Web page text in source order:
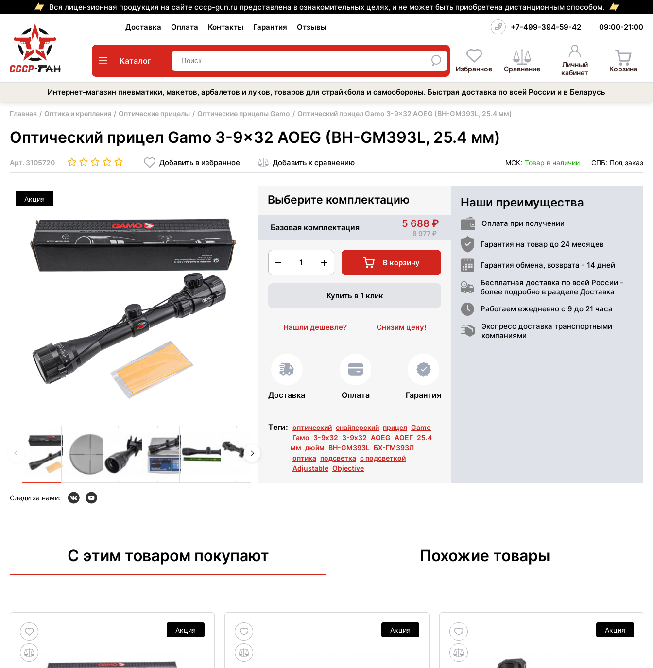
Вся лицензионная продукция на сайте cccp-gun.ru представлена в ознакомительных целях, и не может быть приобретена дистанционным способом.
Доставка Оплата Контакты Гарантия Отзывы +7-499-394-59-42 09:00-21:00
Каталог
Избранное Сравнение
Личный
кабинет
Корзина
Интернет-магазин пневматики, макетов, арбалетов и луков, товаров для страйкбола и самообороны. Быстрая доставка по всей России и в Беларусь
Главная Оптика и крепления Оптические прицелы Оптические прицелы Gamo Оптический прицел Gamo 3-9x32 AOEG (BH-GM393L, 25.4 мм)
Оптический прицел Gamo 3-9x32 AOEG (BH-GM393L, 25.4 мм)
Арт. 3105720 Добавить в избранное Добавить к сравнению МСК: Товар в наличии СПБ: Под заказ
Акция Выберите комплектацию
Базовая комплектация 5 688
8 977
1 В корзину
Купить в 1 клик
Нашли дешевле? Снизим цену!
Доставка Оплата Гарантия
Теги: оптический снайперский прицел Gamo
Гамо 3-9x32 3-9х32 AOEG АОЕГ 25.4
мм дюйм BH-GM393L БХ-ГМ393Л
оптика подсветка с подсветкой
Adjustable Objective
Наши преимущества
Оплата при получении
Гарантия на товар до 24 месяцев
Гарантия обмена, возврата - 14 дней
Бесплатная доставка по всей России -
более подробно в разделе Доставка
Работаем ежедневно с 9 до 21 часа
Экспресс доставка транспортными
компаниями
Следи за нами:
С этим товаром покупают Похожие товары
Акция Акция Акция